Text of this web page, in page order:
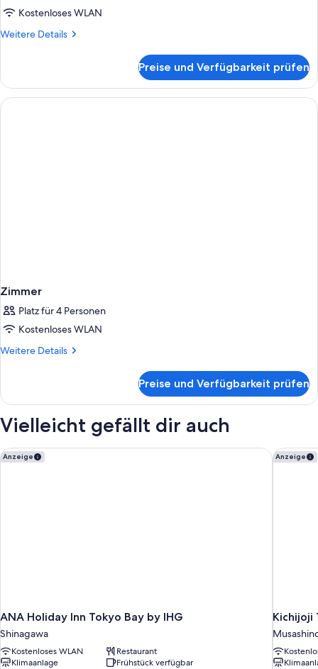
Kostenloses WLAN
Weitere Details
Weitere
Preise und Verfügbarkeit prüfen
Zimmer
Platz für 4 Personen
Kostenloses WLAN
Weitere Details
Weitere
Preise und Verfügbarkeit prüfen
Vielleicht gefällt dir auch
Anzeige
ANA Holiday Inn Tokyo Bay by IHG
Shinagawa
Kostenloses WLAN
Restaurant
Klimaanlage
Frühstück verfügbar
ANA Holiday Inn Tokyo Bay by IHG Anzeige
Kichijoji
Kichijoji